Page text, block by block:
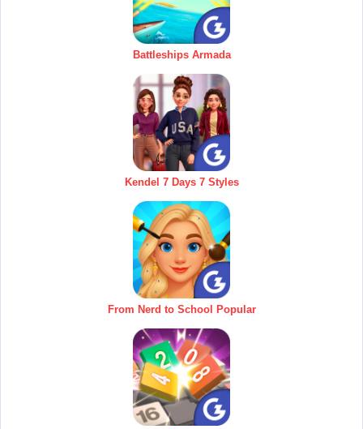
Battleships Armada
Kendel 7 Days 7 Styles
From Nerd to School Popular